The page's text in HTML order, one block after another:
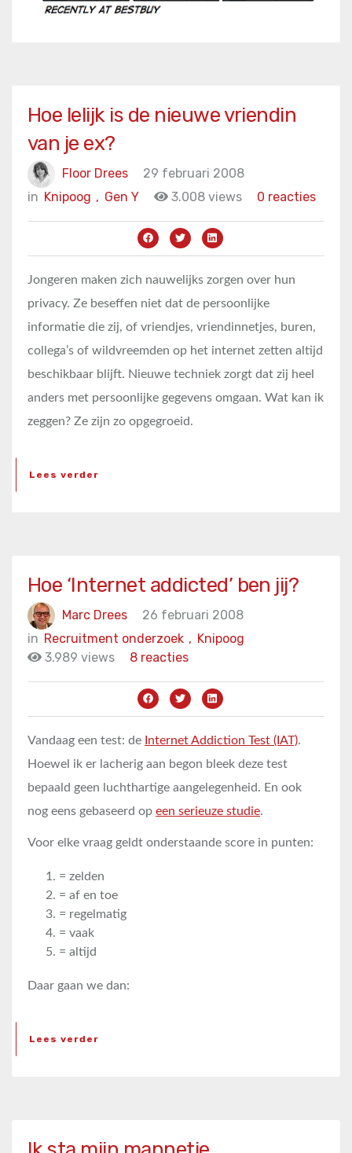
Hoe lelijk is de nieuwe vriendin
van je ex?
Floor Drees
29 februari 2008
in
Gen Y
Knipoog , 3.008 views 0 reacties
Jongeren maken zich nauwelijks zorgen over hun
privacy. Ze beseffen niet dat de persoonlijke
informatie die zij, of vriendjes, vriendinnetjes, buren,
collega’s of wildvreemden op het internet zetten altijd
beschikbaar blijft. Nieuwe techniek zorgt dat zij heel
anders met persoonlijke gegevens omgaan. Wat kan ik
zeggen? Ze zijn zo opgegroeid.
Lees verder
Hoe ‘Internet addicted’ ben jij?
Marc Drees
26 februari 2008
in
Knipoog
Recruitment onderzoek ,
3.989 views
8 reacties
Vandaag een test: de Internet Addiction Test (IAT).
Hoewel ik er lacherig aan begon bleek deze test
bepaald geen luchthartige aangelegenheid. En ook
nog eens gebaseerd op een serieuze studie.
Voor elke vraag geldt onderstaande score in punten:
= zelden
= af en toe
= regelmatig
= vaak
= altijd
Daar gaan we dan:
Lees verder